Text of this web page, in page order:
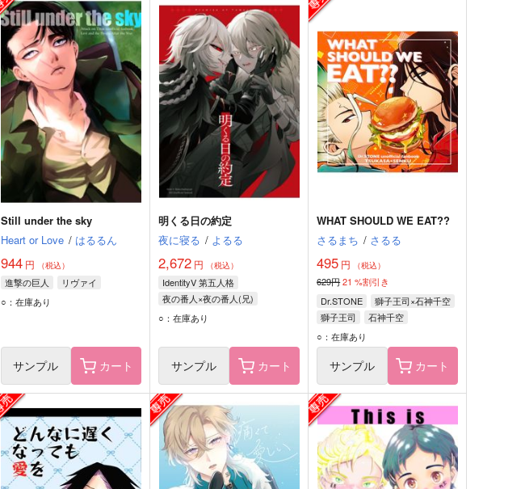
Still under the sky
Heart or Love / はるるん
944円 （税込）
進撃の巨人
リヴァイ
○：在庫あり
サンプル カート
明くる日の約定
夜に寝る / よるる
2,672 円 （税込）
IdentityV 第五人格
夜の番人×夜の番人(兄)
夜の番人
○：在庫あり
サンプル カート
WHAT SHOULD WE EAT??
さるまち / さるる
495 円 （税込）
629円21 %割引き
Dr.STONE
獅子王司×石神千空
獅子王司
石神千空
○：在庫あり
サンプル カート